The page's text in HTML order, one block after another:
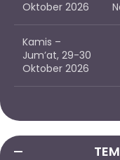
Oktober 2026
Kamis –
Jum’at, 29-30
Oktober 2026